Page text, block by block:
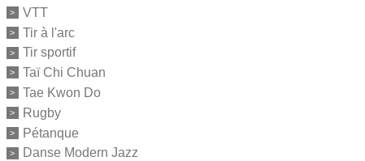
VTT
Tir à l'arc
Tir sportif
Taï Chi Chuan
Tae Kwon Do
Rugby
Pétanque
Danse Modern Jazz